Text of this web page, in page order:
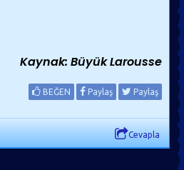
Kaynak: Büyük Larousse
BEĞEN Paylaş Paylaş
Cevapla